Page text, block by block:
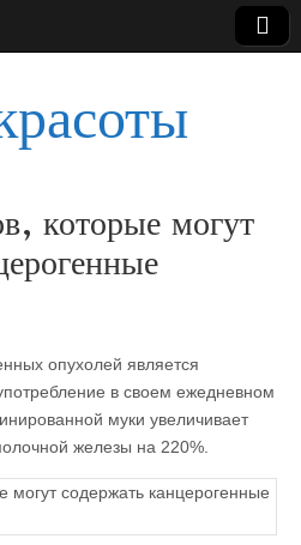
которые могут
опухолей является
в своем ежедневном
муки увеличивает
железы на 220%.